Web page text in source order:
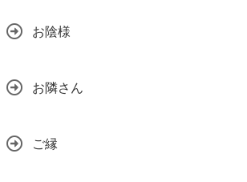
お陰様
お隣さん
ご縁